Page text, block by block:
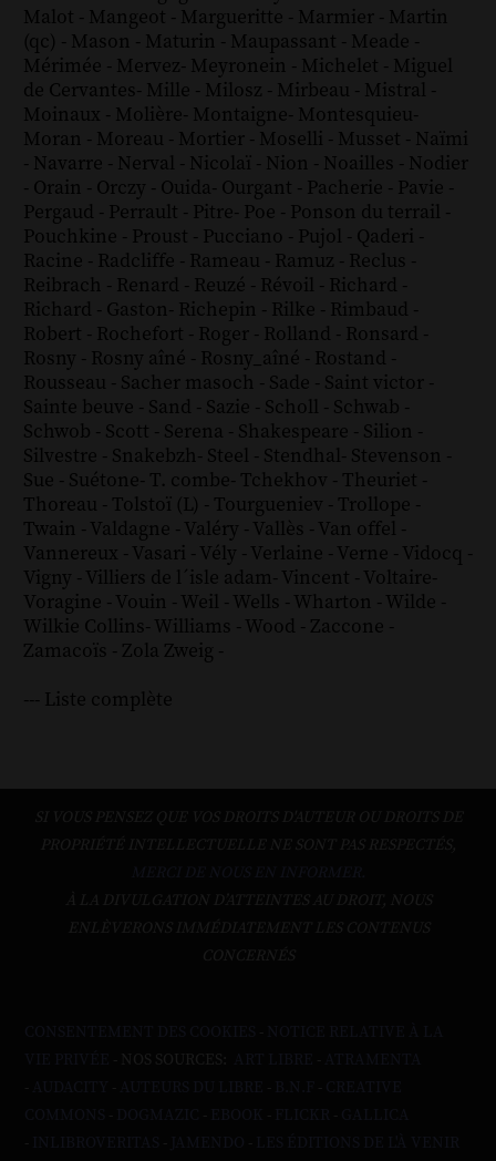
Malot - Mangeot - Margueritte - Marmier - Martin
(qc) - Mason - Maturin - Maupassant - Meade -
Mérimée - Mervez- Meyronein - Michelet - Miguel
de Cervantes- Mille - Milosz - Mirbeau - Mistral -
Moinaux - Molière- Montaigne- Montesquieu-
Moran - Moreau - Mortier - Moselli - Musset - Naïmi
- Navarre - Nerval - Nicolaï - Nion - Noailles - Nodier
- Orain - Orczy - Ouida- Ourgant - Pacherie - Pavie -
Pergaud - Perrault - Pitre- Poe - Ponson du terrail -
Pouchkine - Proust - Pucciano - Pujol - Qaderi -
Racine - Radcliffe - Rameau - Ramuz - Reclus -
Reibrach - Renard - Reuzé - Révoil - Richard -
Richard - Gaston- Richepin - Rilke - Rimbaud -
Robert - Rochefort - Roger - Rolland - Ronsard -
Rosny - Rosny aîné - Rosny_aîné - Rostand -
Rousseau - Sacher masoch - Sade - Saint victor -
Sainte beuve - Sand - Sazie - Scholl - Schwab -
Schwob - Scott - Serena - Shakespeare - Silion -
Silvestre - Snakebzh- Steel - Stendhal- Stevenson -
Sue - Suétone- T. combe- Tchekhov - Theuriet -
Thoreau - Tolstoï (L) - Tourgueniev - Trollope -
Twain - Valdagne - Valéry - Vallès - Van offel -
Vannereux - Vasari - Vély - Verlaine - Verne - Vidocq -
Vigny - Villiers de l´isle adam- Vincent - Voltaire-
Voragine - Vouin - Weil - Wells - Wharton - Wilde -
Wilkie Collins- Williams - Wood - Zaccone -
Zamacoïs - Zola Zweig -
--- Liste complète